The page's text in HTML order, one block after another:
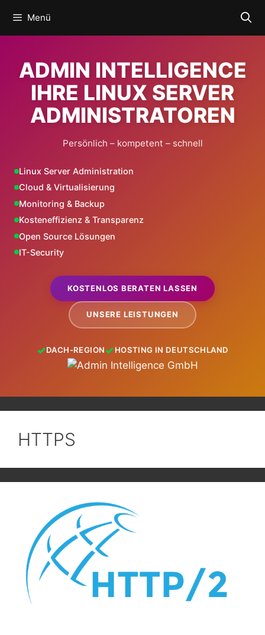
Inhalt
springen
Menü
ADMIN INTELLIGENCE
IHRE LINUX SERVER
ADMINISTRATOREN
Persönlich – kompetent – schnell
Linux Server Administration
Cloud & Virtualisierung
Monitoring & Backup
Kosteneffizienz & Transparenz
Open Source Lösungen
IT-Security
KOSTENLOS BERATEN LASSEN
UNSERE LEISTUNGEN
DACH-REGION HOSTING IN DEUTSCHLAND
HTTPS